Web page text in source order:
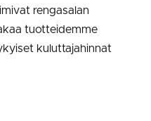
rengasalan
tuotteidemme
kuluttajahinnat